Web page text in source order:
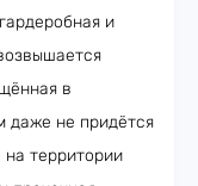
и
в
даже не придётся
территории